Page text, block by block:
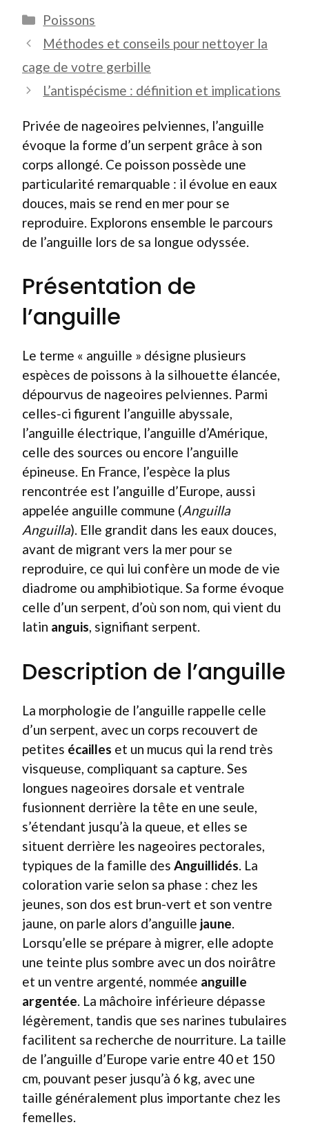
Catégories
Poissons
Méthodes et conseils pour nettoyer la
cage de votre gerbille
L’antispécisme : définition et implications
Privée de nageoires pelviennes, l’anguille
évoque la forme d’un serpent grâce à son
corps allongé. Ce poisson possède une
particularité remarquable : il évolue en eaux
douces, mais se rend en mer pour se
reproduire. Explorons ensemble le parcours
de l’anguille lors de sa longue odyssée.
Présentation de
l’anguille
Le terme « anguille » désigne plusieurs
espèces de poissons à la silhouette élancée,
dépourvus de nageoires pelviennes. Parmi
celles-ci figurent l’anguille abyssale,
l’anguille électrique, l’anguille d’Amérique,
celle des sources ou encore l’anguille
épineuse. En France, l’espèce la plus
rencontrée est l’anguille d’Europe, aussi
appelée anguille commune (Anguilla
Anguilla). Elle grandit dans les eaux douces,
avant de migrant vers la mer pour se
reproduire, ce qui lui confère un mode de vie
diadrome ou amphibiotique. Sa forme évoque
celle d’un serpent, d’où son nom, qui vient du
latin anguis, signifiant serpent.
Description de l’anguille
La morphologie de l’anguille rappelle celle
d’un serpent, avec un corps recouvert de
petites écailles et un mucus qui la rend très
visqueuse, compliquant sa capture. Ses
longues nageoires dorsale et ventrale
fusionnent derrière la tête en une seule,
s’étendant jusqu’à la queue, et elles se
situent derrière les nageoires pectorales,
typiques de la famille des Anguillidés . La
coloration varie selon sa phase : chez les
jeunes, son dos est brun-vert et son ventre
jaune, on parle alors d’anguille jaune
Lorsqu’elle se prépare à migrer, elle adopte
une teinte plus sombre avec un dos noirâtre
et un ventre argenté, nommée anguille
argentée . La mâchoire inférieure dépasse
légèrement, tandis que ses narines tubulaires
facilitent sa recherche de nourriture. La taille
de l’anguille d’Europe varie entre 40 et 150
cm, pouvant peser jusqu’à 6 kg, avec une
taille généralement plus importante chez les
femelles.